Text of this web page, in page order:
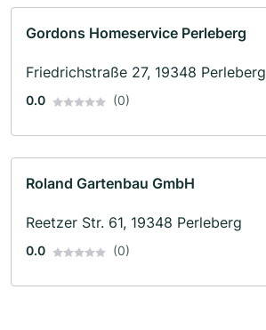
Gordons Homeservice Perleberg
Friedrichstraße 27, 19348 Perleberg
0.0 (0)
Roland Gartenbau GmbH
Reetzer Str. 61, 19348 Perleberg
0.0 (0)